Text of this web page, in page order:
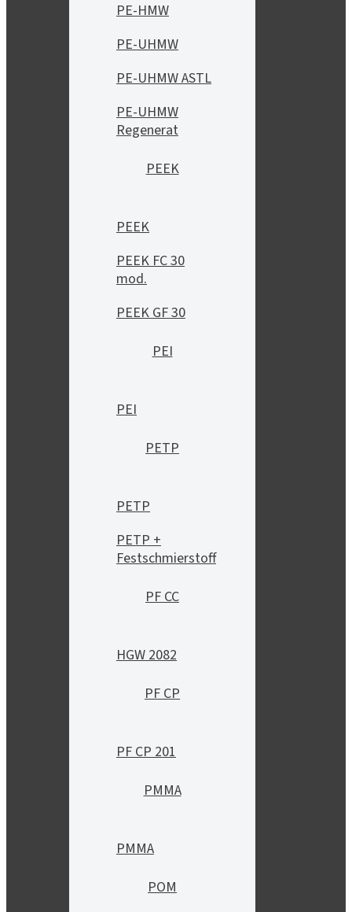
PE-HMW
PE-UHMW
PE-UHMW ASTL
PE-UHMW
Regenerat
PEEK
PEEK
PEEK FC 30
mod.
PEEK GF 30
PEI
PEI
PETP
PETP
PETP +
Festschmierstoff
PF CC
HGW 2082
PF CP
PF CP 201
PMMA
PMMA
POM